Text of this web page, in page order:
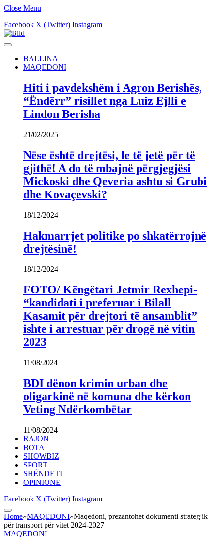
Close Menu
Facebook X (Twitter) Instagram
BALLINA
MAQEDONI
Hiti i pavdekshëm i Agron Berishës,
“Ëndërr” risillet nga Luiz Ejlli e
Lindon Berisha
21/02/2025
Nëse është drejtësi, le të jetë për të
gjithë! A do të mbajnë përgjegjësi
Mickoski dhe Qeveria ashtu si Grubi
dhe Kovaçevski?
18/12/2024
Hakmarrjet politike po shkatërrojnë
drejtësinë!
18/12/2024
FOTO/ Këngëtari Jetmir Rexhepi-
“kandidati i preferuar i Bilall
Kasamit për drejtori të ansamblit”
ishte i arrestuar për drogë në vitin
2023
11/08/2024
BDI dënon krimin urban dhe
oligarkinë në komuna dhe kërkon
Veting Ndërkombëtar
11/08/2024
RAJON
BOTA
SHOWBIZ
SPORT
SHËNDETI
OPINIONE
Facebook X (Twitter) Instagram
Home»MAQEDONI»Maqedoni, prezantohet dokumenti strategjik
për transport për vitet 2024-2027
MAQEDONI